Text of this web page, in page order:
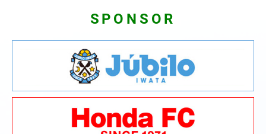
SPONSOR